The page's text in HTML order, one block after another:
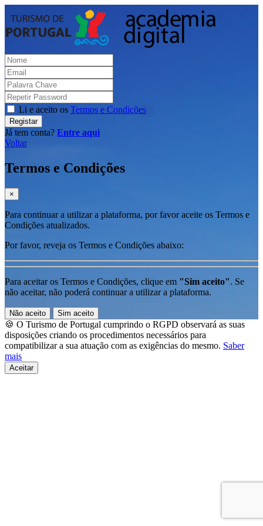
Li e aceito os Termos e Condições
Registar
Já tem conta? Entre aqui
Voltar
Termos e Condições
×
Para continuar a utilizar a plataforma, por favor aceite os Termos e
Condições atualizados.
Por favor, reveja os Termos e Condições abaixo:
Para aceitar os Termos e Condições, clique em "Sim aceito". Se
não aceitar, não poderá continuar a utilizar a plataforma.
Não aceito Sim aceito
🍪 O Turismo de Portugal cumprindo o RGPD observará as suas
disposições criando os procedimentos necessários para
compatibilizar a sua atuação com as exigências do mesmo. Saber
mais
Aceitar